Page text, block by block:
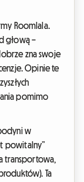
Roomlala.
głową –
zna swoje
Opinie te
pomimo
w
powitalny”
transportowa,
Ta